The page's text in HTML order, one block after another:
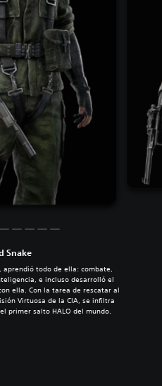
Snake
aprendió todo de ella: combate,
e incluso desarrolló el
ella. Con la tarea de rescatar al
Virtuosa de la CIA, se infiltra
primer salto HALO del mundo.